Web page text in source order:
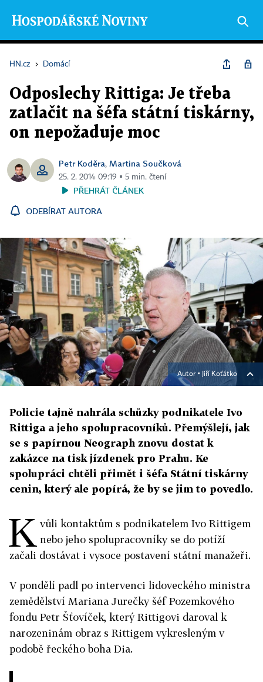
HN.cz › Domácí
Odposlechy Rittiga: Je třeba
zatlačit na šéfa státní tiskárny,
on nepožaduje moc
Petr Koděra, Martina Součková
25. 2. 2014 09:19 ▪ 5 min. čtení
PŘEHRÁT ČLÁNEK
ODEBÍRAT AUTORA
Autor ▪ Jiří Koťátko
Policie tajně nahrála schůzky podnikatele Ivo
Rittiga a jeho spolupracovníků. Přemýšlejí, jak
se s papírnou Neograph znovu dostat k
zakázce na tisk jízdenek pro Prahu. Ke
spolupráci chtěli přimět i šéfa Státní tiskárny
cenin, který ale popírá, že by se jim to povedlo.
K vůli kontaktům s podnikatelem Ivo Rittigem
nebo jeho spolupracovníky se do potíží
začali dostávat i vysoce postavení státní manažeři.
V pondělí padl po intervenci lidoveckého ministra
zemědělství Mariana Jurečky šéf Pozemkového
fondu Petr Šťovíček, který Rittigovi daroval k
narozeninám obraz s Rittigem vykresleným v
podobě řeckého boha Dia.